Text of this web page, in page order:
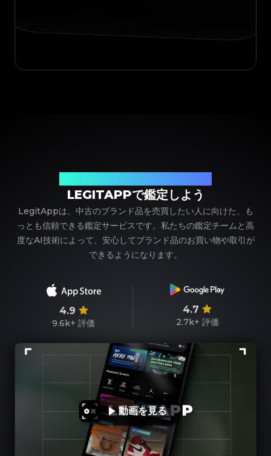
LEGITAPPで鑑定しよう
LegitAppは、中古のブランド品を売買したい人に向けた、も
っとも信頼できる鑑定サービスです。私たちの鑑定チームと高
度なAI技術によって、安心してブランド品のお買い物や取引が
できるようになります。
4.9
9.6k+ 評価
4.7
2.7k+ 評価
動画を見る